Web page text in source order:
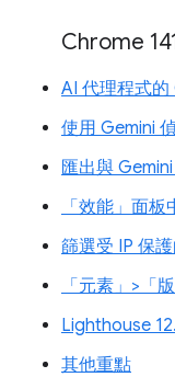
Chrome
AI 代理程式
使用 Gemini
匯出與
「效能」面
篩選受 IP 保
「元素」>「
Lighthouse
其他重點